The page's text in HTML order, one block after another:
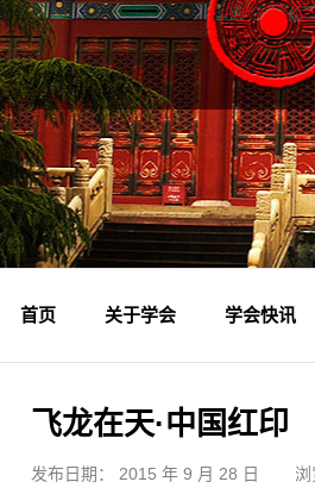
首页 关于学会
学会简介
章程制度
领导成员
理事名单
专家委员会
学术专家
学会会标
学会年鉴
学会快讯
学会动态
文物要闻
飞龙在天·中国红印
发布日期： 2015 年 9 月 28 日